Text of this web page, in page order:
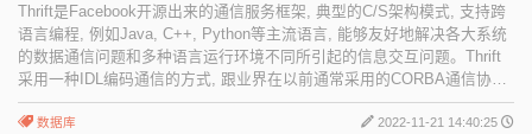
Thrift是Facebook开源出来的通信服务框架, 典型的C/S架构模式, 支持跨
语言编程, 例如Java, C++, Python等主流语言, 能够友好地解决各大系统
的数据通信问题和多种语言运行环境不同所引起的信息交互问题。Thrift
采用一种IDL编码通信的方式, 跟业界在以前通常采用的CORBA通信协议
标准方式有点类似。它通过创建IDL文件, 生成并编写相关代码文件, 实现
其相关的代码, 编译装载即可使用。
数据库 2022-11-21 14:40:25